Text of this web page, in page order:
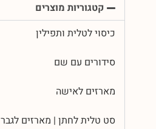
קטגוריות מוצרים
כיסוי לטלית ותפילין
סידורים עם שם
מארזים לאישה
סט טלית לחתן | מארזים לגבר